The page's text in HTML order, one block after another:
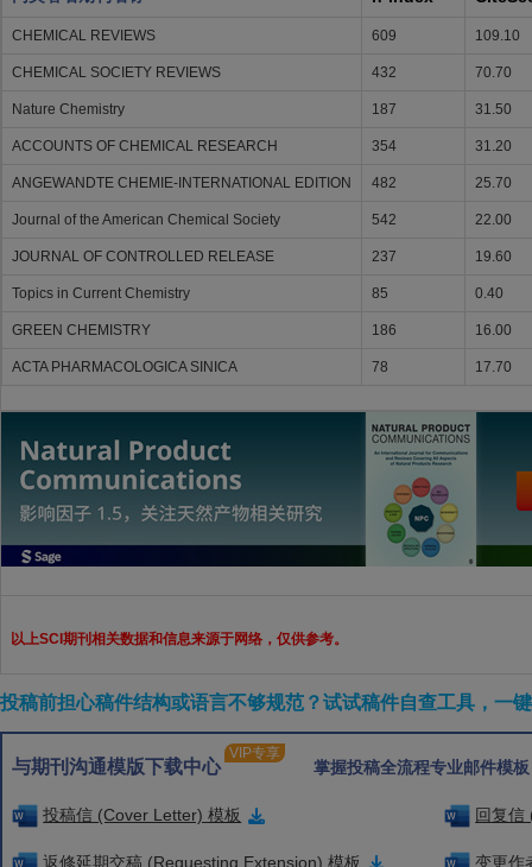
CHEMICAL REVIEWS 609 109.10
CHEMICAL SOCIETY REVIEWS 432 70.70
Nature Chemistry 187 31.50
ACCOUNTS OF CHEMICAL RESEARCH 354 31.20
ANGEWANDTE CHEMIE-INTERNATIONAL EDITION 482 25.70
Journal of the American Chemical Society 542 22.00
JOURNAL OF CONTROLLED RELEASE 237 19.60
Topics in Current Chemistry 85 0.40
GREEN CHEMISTRY 186 16.00
ACTA PHARMACOLOGICA SINICA 78 17.70
以上SCI期刊相关数据和信息来源于网络，仅供参考。
投稿前担心稿件结构或语言不够规范？试试稿件自查工具，一
与期刊沟通模版下载中心
VIP专享
掌握投稿全流程专业邮件模
投稿信 (Cover Letter) 模板 回复信
返修延期交稿 (Requesting Extension) 模板 变更作